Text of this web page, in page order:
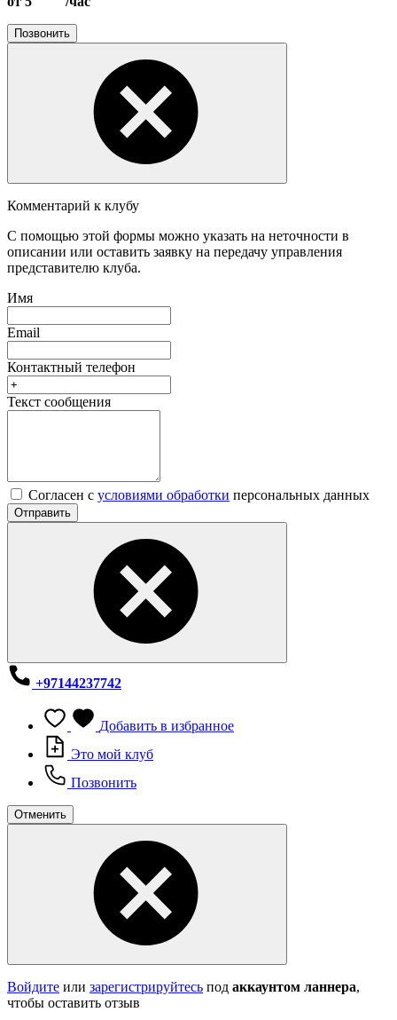
Позвонить
Комментарий к клубу
С помощью этой формы можно указать на неточности в
описании или оставить заявку на передачу управления
представителю клуба.
Имя
Email
Контактный телефон
Текст сообщения
Согласен с условиями обработки персональных данных
Отправить
+97144237742
Добавить в избранное
Это мой клуб
Позвонить
Отменить
Войдите или зарегистрируйтесь под аккаунтом ланнера,
чтобы оставить отзыв